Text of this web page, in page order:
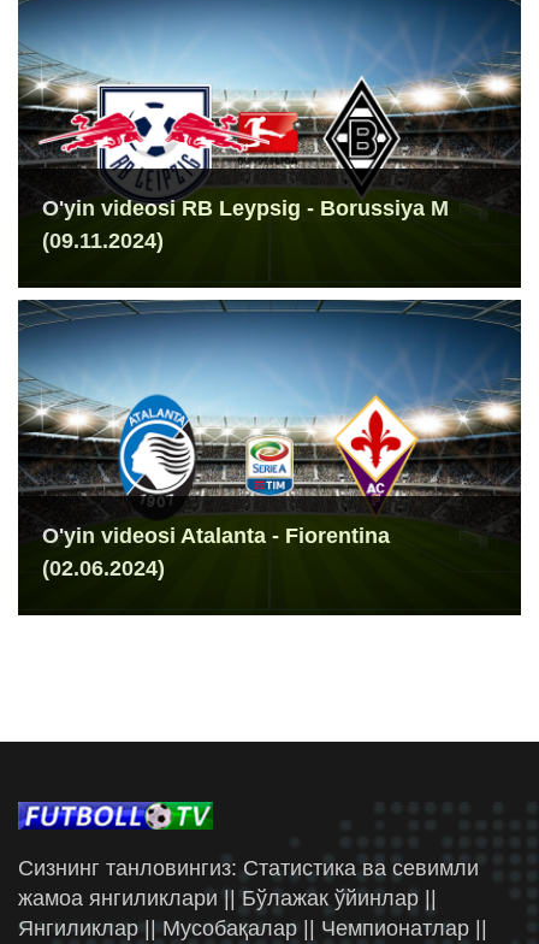
O'yin videosi RB Leypsig - Borussiya M
(09.11.2024)
O'yin videosi Atalanta - Fiorentina
(02.06.2024)
Сизнинг танловингиз: Статистика ва севимли
жамоа янгиликлари || Бўлажак ўйинлар ||
Янгиликлар || Мусобақалар || Чемпионатлар ||